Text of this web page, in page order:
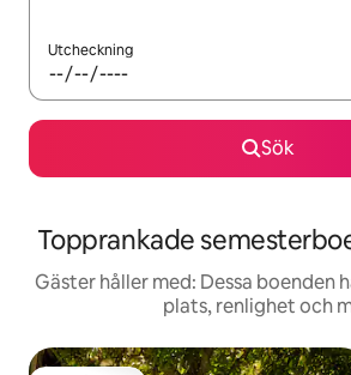
Utcheckning
Sök
Topprankade
Gäster håller med: Dessa boenden
plats, renlighet och